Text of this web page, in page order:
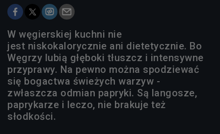
W węgierskiej kuchni nie
jest niskokalorycznie ani dietetycznie. Bo
Węgrzy lubią głęboki tłuszcz i intensywne
przyprawy. Na pewno można spodziewać
się bogactwa świeżych warzyw -
zwłaszcza odmian papryki. Są langosze,
paprykarze i leczo, nie brakuje też
słodkości.